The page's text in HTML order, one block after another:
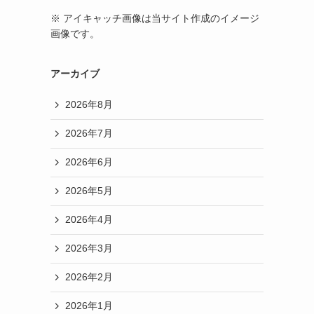
※ アイキャッチ画像は当サイト作成のイメージ
画像です。
アーカイブ
2026年8月
2026年7月
2026年6月
2026年5月
2026年4月
2026年3月
2026年2月
2026年1月